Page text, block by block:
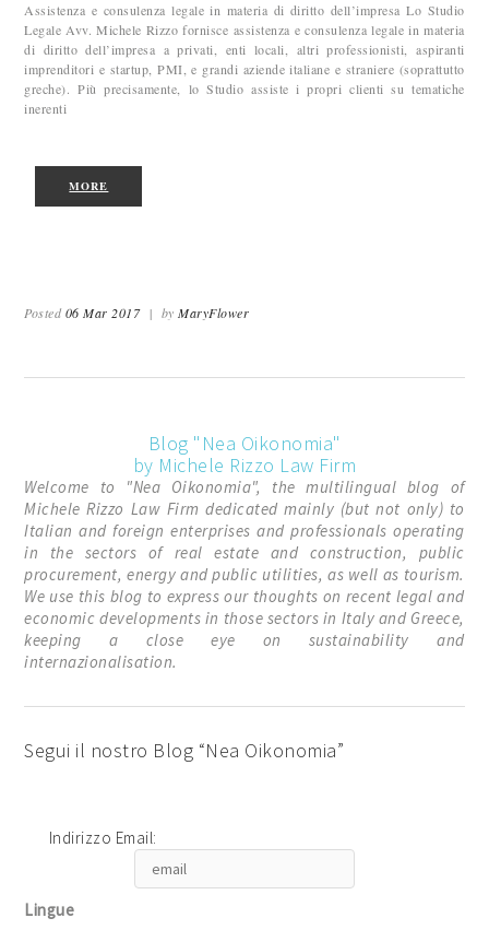
Assistenza e consulenza legale in materia di diritto dell’impresa Lo Studio
Legale Avv. Michele Rizzo fornisce assistenza e consulenza legale in materia
di diritto dell’impresa a privati, enti locali, altri professionisti, aspiranti
imprenditori e startup, PMI, e grandi aziende italiane e straniere (soprattutto
greche). Più precisamente, lo Studio assiste i propri clienti su tematiche
inerenti
MORE
Posted06 Mar 2017 | byMaryFlower
Blog "Nea Oikonomia"
by Michele Rizzo Law Firm
Welcome to "Nea Oikonomia", the multilingual blog of
Michele Rizzo Law Firm dedicated mainly (but not only) to
Italian and foreign enterprises and professionals operating
in the sectors of real estate and construction, public
procurement, energy and public utilities, as well as tourism.
We use this blog to express our thoughts on recent legal and
economic developments in those sectors in Italy and Greece,
keeping a close eye on sustainability and
internazionalisation.
Segui il nostro Blog “Nea Oikonomia”
Indirizzo Email:
Lingue